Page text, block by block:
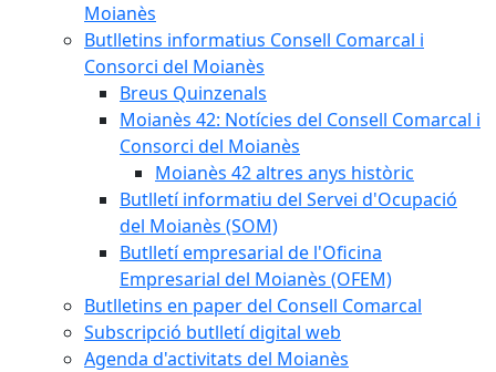
Moianès
Butlletins informatius Consell Comarcal i
Consorci del Moianès
Breus Quinzenals
Moianès 42: Notícies del Consell Comarcal i
Consorci del Moianès
Moianès 42 altres anys històric
Butlletí informatiu del Servei d'Ocupació
del Moianès (SOM)
Butlletí empresarial de l'Oficina
Empresarial del Moianès (OFEM)
Butlletins en paper del Consell Comarcal
Subscripció butlletí digital web
Agenda d'activitats del Moianès